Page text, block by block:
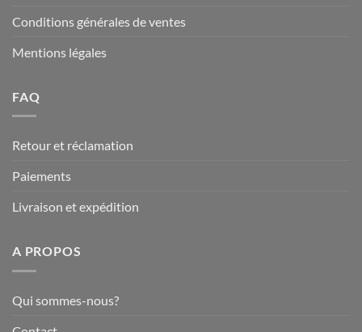
Conditions générales de ventes
Mentions légales
FAQ
Retour et réclamation
Paiements
Livraison et expédition
A PROPOS
Qui sommes-nous?